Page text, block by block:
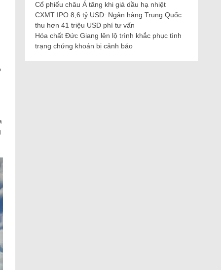
Cổ phiếu châu Á tăng khi giá dầu hạ nhiệt
CXMT IPO 8,6 tỷ USD: Ngân hàng Trung Quốc
thu hơn 41 triệu USD phí tư vấn
Hóa chất Đức Giang lên lộ trình khắc phục tình
trạng chứng khoán bị cảnh báo